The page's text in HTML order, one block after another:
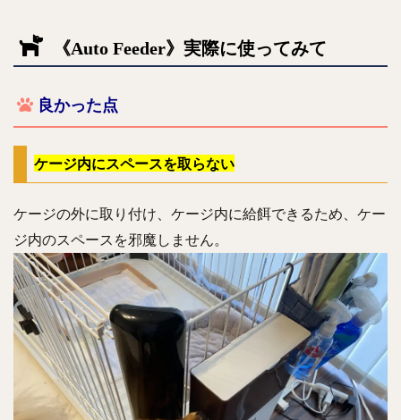
《Auto Feeder》実際に使ってみて
良かった点
ケージ内にスペースを取らない
ケージの外に取り付け、ケージ内に給餌できるため、ケー
ジ内のスペースを邪魔しません。